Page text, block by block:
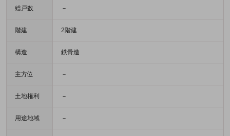
総戸数 －
階建 2階建
構造 鉄骨造
主方位 －
土地権利 －
用途地域 －